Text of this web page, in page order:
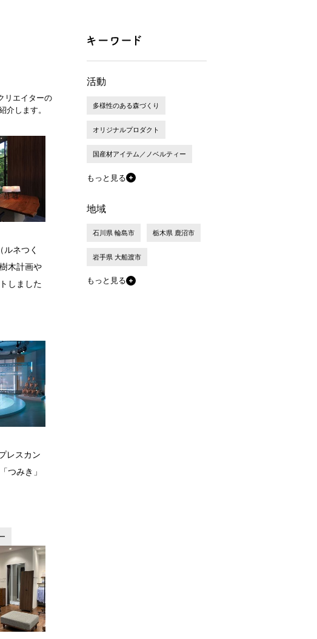
リエイターの
介します。
ルネつく
木計画や
しました
レスカン
つみき」
活動
多様性のある森づくり
オリジナルプロダクト
国産材アイテム／ノベルティー
もっと見る
地域
石川県 輪島市 栃木県 鹿沼市
岩手県 大船渡市
もっと見る